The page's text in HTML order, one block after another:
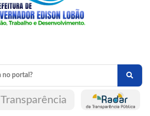
Transparência